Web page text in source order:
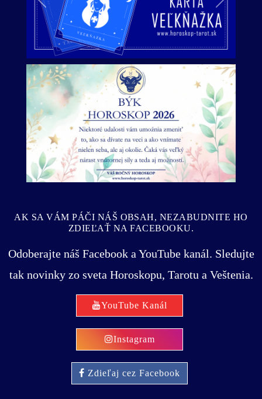
Predchádzajúci Ďalší
Predošlý Ďalší
AK SA VÁM PÁČI NÁŠ OBSAH, NEZABUDNITE HO
ZDIEĽAŤ NA FACEBOOKU.
Odoberajte náš Facebook a YouTube kanál. Sledujte
tak novinky zo sveta Horoskopu, Tarotu a Veštenia.
YouTube Kanál
Instagram
Zdieľaj cez Facebook